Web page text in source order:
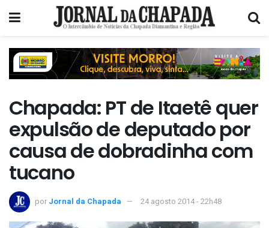
Chapada: PT de Itaetê quer
expulsão de deputado por
causa de dobradinha com
tucano
por Jornal da Chapada 24 agosto 2014 - 22h48